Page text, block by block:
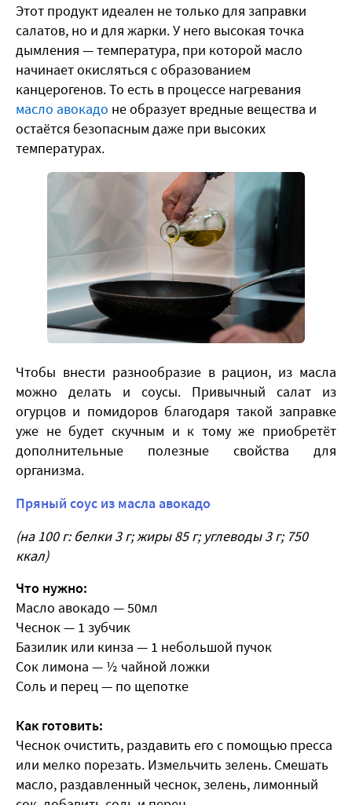
Этот продукт идеален не только для заправки
салатов, но и для жарки. У него высокая точка
дымления — температура, при которой масло
начинает окисляться с образованием
канцерогенов. То есть в процессе нагревания
масло авокадо не образует вредные вещества и
остаётся безопасным даже при высоких
температурах.
Чтобы внести разнообразие в рацион, из масла
можно делать и соусы. Привычный салат из
огурцов и помидоров благодаря такой заправке
уже не будет скучным и к тому же приобретёт
дополнительные полезные свойства для
организма.
Пряный соус из масла авокадо
(на 100 г: белки 3 г; жиры 85 г; углеводы 3 г; 750
ккал)
Что нужно:
Масло авокадо — 50мл
Чеснок — 1 зубчик
Базилик или кинза — 1 небольшой пучок
Сок лимона — ½ чайной ложки
Соль и перец — по щепотке
Как готовить:
Чеснок очистить, раздавить его с помощью пресса
или мелко порезать. Измельчить зелень. Смешать
масло, раздавленный чеснок, зелень, лимонный